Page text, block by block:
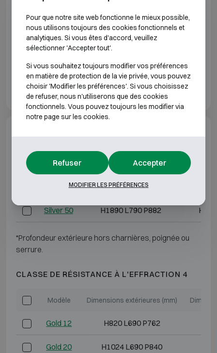
Serrures assorties
Kaba-Mas Auditcon II
Spécifications du modèle
CLASSE DE RÉSISTANCE À L'EFFRACTION 3
Modèle Dimensions extérieures (mm)
Silver 50 H1890 L790 P882
*Profondeur extérieure hors charnières, poignée ou
serrure.
CLASSE DE RÉSISTANCE À L'EFFRACTION 4
Modèle Dimensions extérieures (mm)
Gold 12 H820 L690 P762
Gold 20 H1024 L690 P840
Pour que notre site web fonctionne le mieux possible,
nous utilisons toujours des cookies fonctionnels et
analytiques. Si vous êtes d'accord, veuillez
sélectionner 'Accepter tout'.
Si vous souhaitez toujours modifier vos préférences
en matière de protection de la vie privée, vous pouvez
choisir 'Modifier les préférences'. Si vous choisissez
de refuser, nous n'utiliserons que des cookies
fonctionnels. Vous pouvez toujours les modifier via
notre page sur les cookies.
Refuser Accepter
MODIFIER LES PRÉFÉRENCES